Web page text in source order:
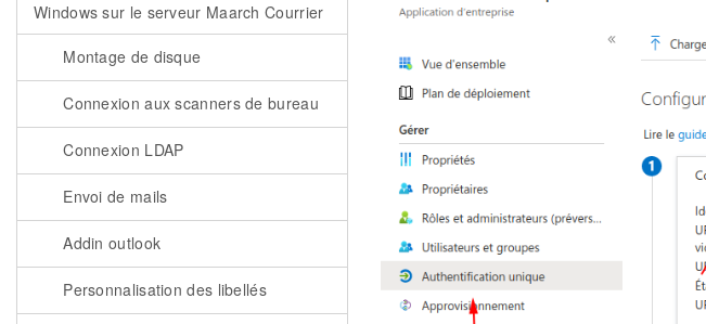
Windows sur le serveur Maarch Courrier
Montage de disque
Connexion aux scanners de bureau
Connexion LDAP
Envoi de mails
Addin outlook
Personnalisation des libellés